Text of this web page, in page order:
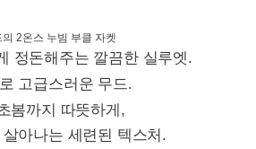
2온스 누빔 부클 자켓
정돈해주는 깔끔한 실루엣.
고급스러운 무드.
봄까지 따뜻하게,
아나는 세련된 텍스처.